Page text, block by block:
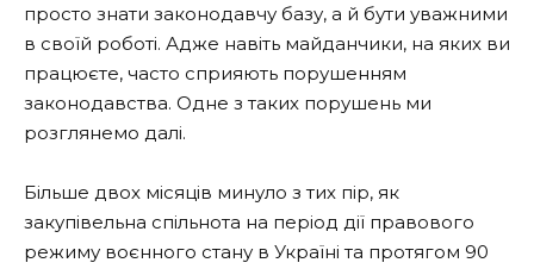
просто знати законодавчу базу, а й бути уважними
в своїй роботі. Адже навіть майданчики, на яких ви
працюєте, часто сприяють порушенням
законодавства. Одне з таких порушень ми
розглянемо далі.
Більше двох місяців минуло з тих пір, як
закупівельна спільнота на період дії правового
режиму воєнного стану в Україні та протягом 90